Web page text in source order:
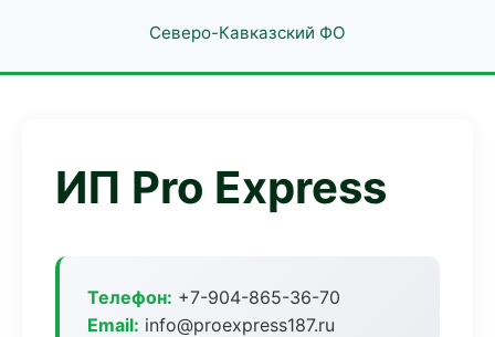
Северо-Кавказский ФО
ИП Pro Express
Телефон: +7-904-865-36-70
Email: info@proexpress187.ru